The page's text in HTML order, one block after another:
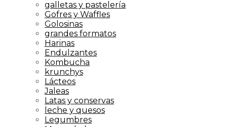
galletas y pastelería
Gofres y Waffles
Golosinas
grandes formatos
Harinas
Endulzantes
Kombucha
krunchys
Lácteos
Jaleas
Latas y conservas
leche y quesos
Legumbres